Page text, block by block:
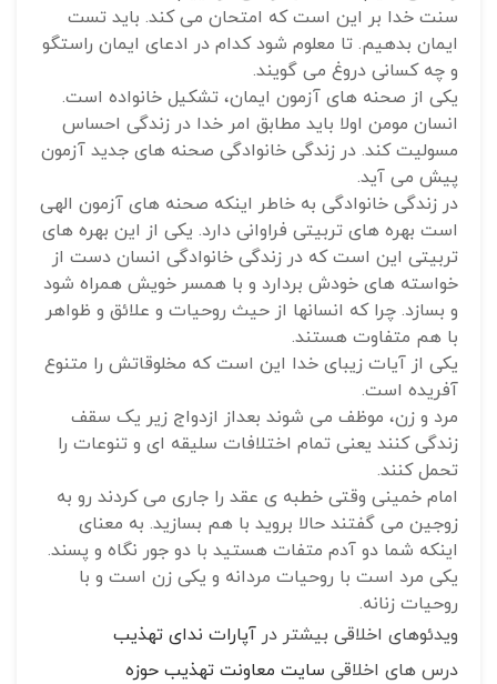
سنت خدا بر این است که امتحان می کند. باید تست
ایمان بدهیم. تا معلوم شود کدام در ادعای ایمان راستگو
و چه کسانی دروغ می گویند.
یکی از صحنه های آزمون ایمان، تشکیل خانواده است.
انسان مومن اولا باید مطابق امر خدا در زندگی احساس
مسولیت کند. در زندگی خانوادگی صحنه های جدید آزمون
پیش می آید.
در زندگی خانوادگی به خاطر اینکه صحنه های آزمون الهی
است بهره های تربیتی فراوانی دارد. یکی از این بهره های
تربیتی این است که در زندگی خانوادگی انسان دست از
خواسته های خودش بردارد و با همسر خویش همراه شود
و بسازد. چرا که انسانها از حیث روحیات و علائق و ظواهر
با هم متفاوت هستند.
یکی از آیات زیبای خدا این است که مخلوقاتش را متنوع
آفریده است.
مرد و زن، موظف می شوند بعداز ازدواج زیر یک سقف
زندگی کنند یعنی تمام اختلافات سلیقه ای و تنوعات را
تحمل کنند.
امام خمینی وقتی خطبه ی عقد را جاری می کردند رو به
زوجین می گفتند حالا بروید با هم بسازید. به معنای
اینکه شما دو آدم متفات هستید با دو جور نگاه و پسند.
یکی مرد است با روحیات مردانه و یکی زن است و با
روحیات زنانه.
ویدئوهای اخلاقی بیشتر در آپارات ندای تهذیب
درس های اخلاقی سایت معاونت تهذیب حوزه